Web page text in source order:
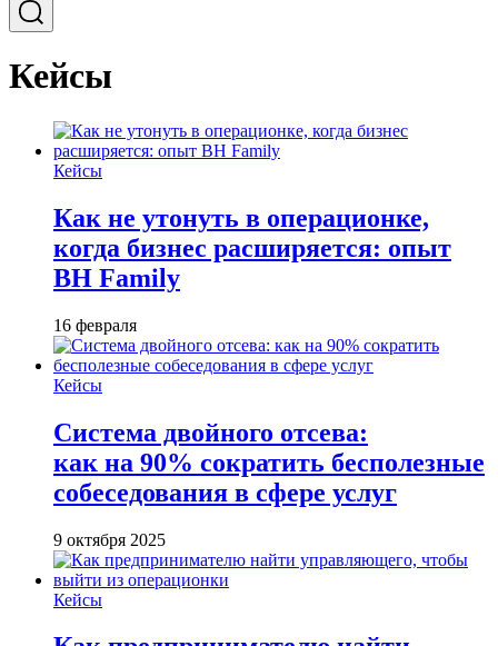
Кейсы
Кейсы
Как не утонуть в операционке,
когда бизнес расширяется: опыт
BH Family
16 февраля
Кейсы
Система двойного отсева:
как на 90% сократить бесполезные
собеседования в сфере услуг
9 октября 2025
Кейсы